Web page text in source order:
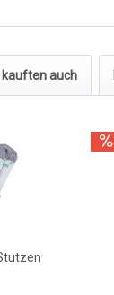
kauften auch